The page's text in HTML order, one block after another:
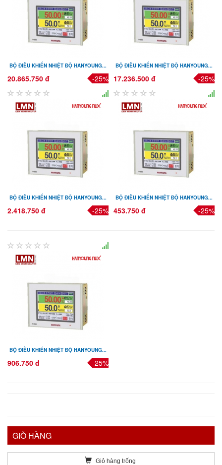
BỘ ĐIỀU KHIỂN NHIỆT ĐỘ HANYOUNG...
20.865.750 đ -25%
BỘ ĐIỀU KHIỂN NHIỆT ĐỘ HANYOUNG...
17.236.500 đ -25%
BỘ ĐIỀU KHIỂN NHIỆT ĐỘ HANYOUNG...
2.418.750 đ -25%
BỘ ĐIỀU KHIỂN NHIỆT ĐỘ HANYOUNG...
453.750 đ -25%
BỘ ĐIỀU KHIỂN NHIỆT ĐỘ HANYOUNG...
906.750 đ -25%
GIỎ HÀNG
Giỏ hàng trống